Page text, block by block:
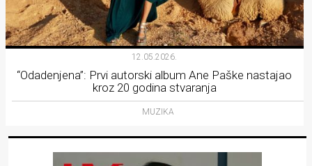
12.05.2026.
“Odadenjena”: Prvi autorski album Ane Paške nastajao
kroz 20 godina stvaranja
MUZIKA